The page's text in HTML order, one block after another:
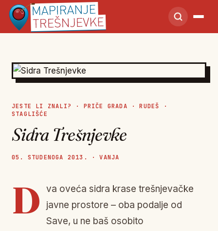
JESTE LI ZNALI? · PRIČE GRADA ·RUDEŠ ·
STAGLIŠĆE
Sidra Trešnjevke
05. STUDENOGA 2013. · VANJA
D
va oveća sidra krase trešnjevačke
javne prostore – oba podalje od
Save, u ne baš osobito